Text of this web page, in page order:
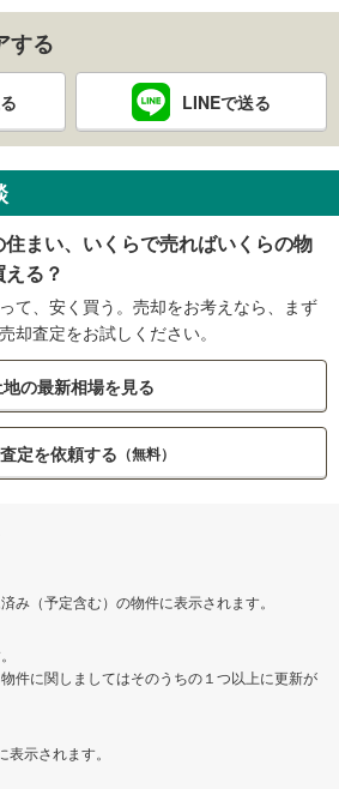
する
LINEで送る
住まい、いくらで売ればいくらの物
る？
て、安く買う。売却をお考えなら、まず
却査定をお試しください。
の最新相場を見る
定を依頼する （無料）
み（予定含む）の物件に表示されます。
件に関しましてはそのうちの１つ以上に更新が
示されます。